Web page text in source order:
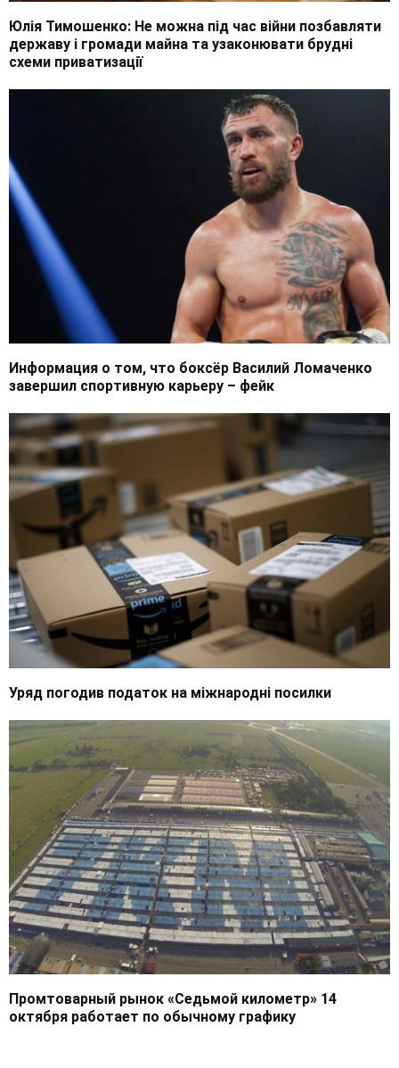
Юлія Тимошенко: Не можна під час війни позбавляти
державу і громади майна та узаконювати брудні
схеми приватизації
Информация о том, что боксёр Василий Ломаченко
завершил спортивную карьеру – фейк
Уряд погодив податок на міжнародні посилки
Промтоварный рынок «Седьмой километр» 14
октября работает по обычному графику